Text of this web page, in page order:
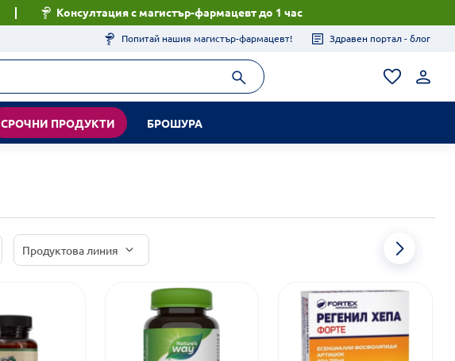
Консултация с магистър-фармацевт до 1 час
Попитай нашия магистър-фармацевт! Здравен портал - блог
СРОЧНИ ПРОДУКТИ БРОШУРА
Продуктова линия